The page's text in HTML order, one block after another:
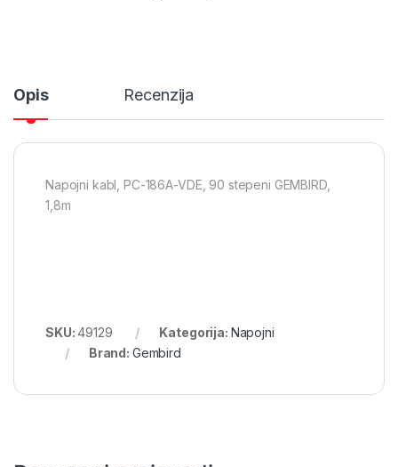
Opis Recenzija
Napojni kabl, PC-186A-VDE, 90 stepeni GEMBIRD,
1,8m
SKU:49129 Kategorija: Napojni
Brand: Gembird